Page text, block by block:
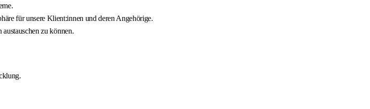
für unsere Klient:innen und deren Angehörige.
zu können.